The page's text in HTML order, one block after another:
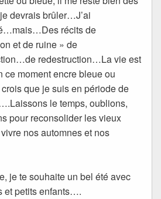
devrais brûler…J’ai
récits de
et de ruine » de
redestruction…La vie est
moment encre bleue ou
que je suis en période de
le temps, oublions,
pour reconsolider les vieux
nos automnes et nos
je te souhaite un bel été avec
et petits enfants….